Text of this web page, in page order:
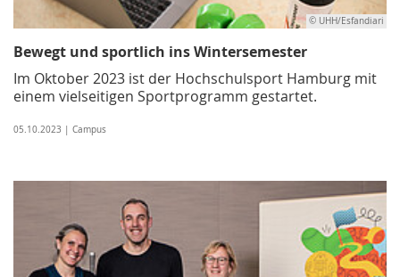
© UHH/Esfandiari
Bewegt und sportlich ins Wintersemester
Im Oktober 2023 ist der Hochschulsport Hamburg mit
einem vielseitigen Sportprogramm gestartet.
05.10.2023 | Campus